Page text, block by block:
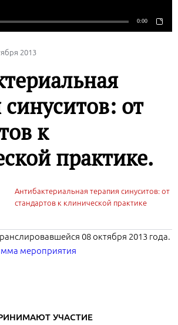
2013
от
к
практике.
Антибактериальная терапия синуситов: от
стандартов к клинической практике
08 октября 2013 года.
мероприятия
УЧАСТИЕ